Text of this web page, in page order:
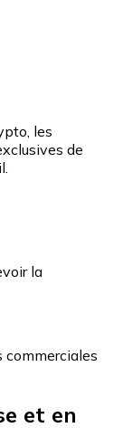
les
de
la
commerciales
et en